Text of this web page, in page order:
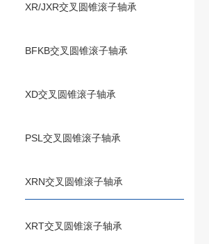
XR/JXR交叉圆锥滚子轴承
BFKB交叉圆锥滚子轴承
XD交叉圆锥滚子轴承
PSL交叉圆锥滚子轴承
XRN交叉圆锥滚子轴承
XRT交叉圆锥滚子轴承